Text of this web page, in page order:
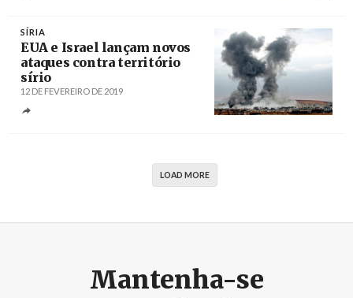
SÍRIA
EUA e Israel lançam novos
ataques contra território
sírio
12 DE FEVEREIRO DE 2019
LOAD MORE
Mantenha-se